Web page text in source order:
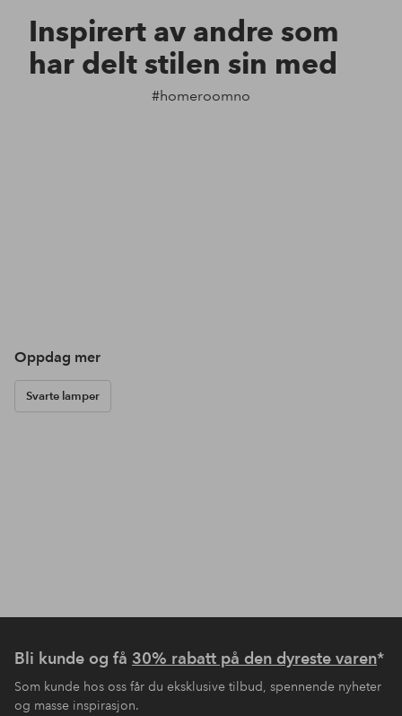
Inspirert av andre som
har delt stilen sin med
#homeroomno
Oppdag mer
Svarte lamper
Bli kunde og få 30% rabatt på den dyreste varen*
Som kunde hos oss får du eksklusive tilbud, spennende nyheter
og masse inspirasjon.